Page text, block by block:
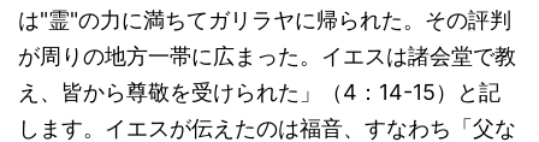
は"霊"の力に満ちてガリラヤに帰られた。その評判
が周りの地方一帯に広まった。イエスは諸会堂で教
え、皆から尊敬を受けられた」（4：14-15）と記
します。イエスが伝えたのは福音、すなわち「父な